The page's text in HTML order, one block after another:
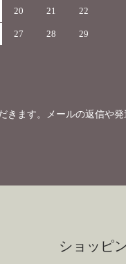
20 21 22
27 28 29
ます。メールの返信や
ショッピ